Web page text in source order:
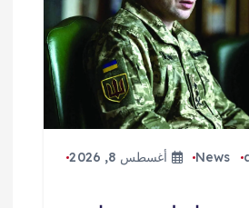
News
أغسطس 8, 2026